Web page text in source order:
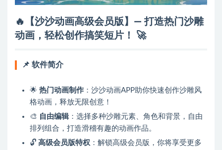
🔥【沙沙动画高级会员版】— 打造热门沙雕
动画，轻松创作搞笑短片！
🚀
📌 软件简介
🌟 热门动画制作 ：沙沙动画APP助你快速创作沙雕风
格动画，释放无限创意！
🎨 自由编辑：选择多种沙雕元素、角色和背景，自由
排列组合，打造滑稽有趣的动画作品。
🔓 高级会员版特权 ：解锁高级会员版，你将享受更多